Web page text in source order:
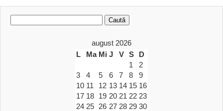
Caută
după:
august 2026
L
Ma Mi J V S
D
1
2
3
4 5 6 7 8
9
10 11 12 13 14 15 16
17 18 19 20 21 22 23
24 25 26 27 28 29 30